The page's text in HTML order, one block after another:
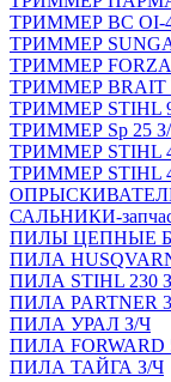
ТРИММЕР BC OI-
ТРИММЕР
ТРИММЕР FORZA
ТРИММЕР BRAIT
ТРИММЕР STIHL
ТРИММЕР Sp 25
ТРИММЕР STIHL
ТРИММЕР STIHL
ОПРЫСКИВАТЕЛИ
САЛЬНИКИ-
ПИЛЫ ЦЕПНЫЕ
ПИЛА
ПИЛА STIHL 230
ПИЛА PARTNER
ПИЛА УРАЛ З/Ч
ПИЛА FORWARD
ПИЛА ТАЙГА З/Ч